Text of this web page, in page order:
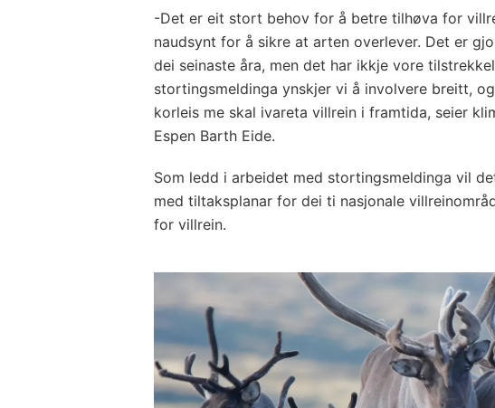
-Det er eit stort behov for å betre tilhøva for
naudsynt for å sikre at arten overlever. Det er
dei seinaste åra, men det har ikkje vore
stortingsmeldinga ynskjer vi å involvere breitt,
korleis me skal ivareta villrein i framtida, seier
Espen Barth Eide.
Som ledd i arbeidet med stortingsmeldinga vil
med tiltaksplanar for dei ti nasjonale
for villrein.